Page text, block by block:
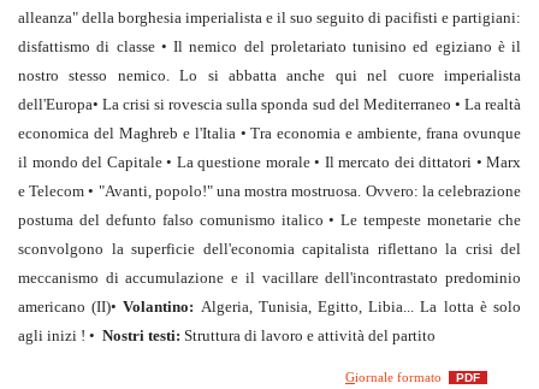
alleanza" della borghesia imperialista e il suo seguito di pacifisti e partigiani:
disfattismo di classe • Il nemico del proletariato tunisino ed egiziano è il
nostro stesso nemico. Lo si abbatta anche qui nel cuore imperialista
dell'Europa• La crisi si rovescia sulla sponda sud del Mediterraneo • La realtà
economica del Maghreb e l'Italia • Tra economia e ambiente, frana ovunque
il mondo del Capitale • La questione morale • Il mercato dei dittatori • Marx
e Telecom• "Avanti, popolo!" una mostra mostruosa. Ovvero: la celebrazione
postuma del defunto falso comunismo italico•Le tempeste monetarie che
sconvolgono la superficie dell'economia capitalista riflettano la crisi del
meccanismo di accumulazione e il vacillare dell'incontrastato predominio
americano (II)• Volantino: Algeria, Tunisia, Egitto, Libia... La lotta è solo
agli inizi ! • Nostri testi: Struttura di lavoro e attività del partito
Giornale formato PDF